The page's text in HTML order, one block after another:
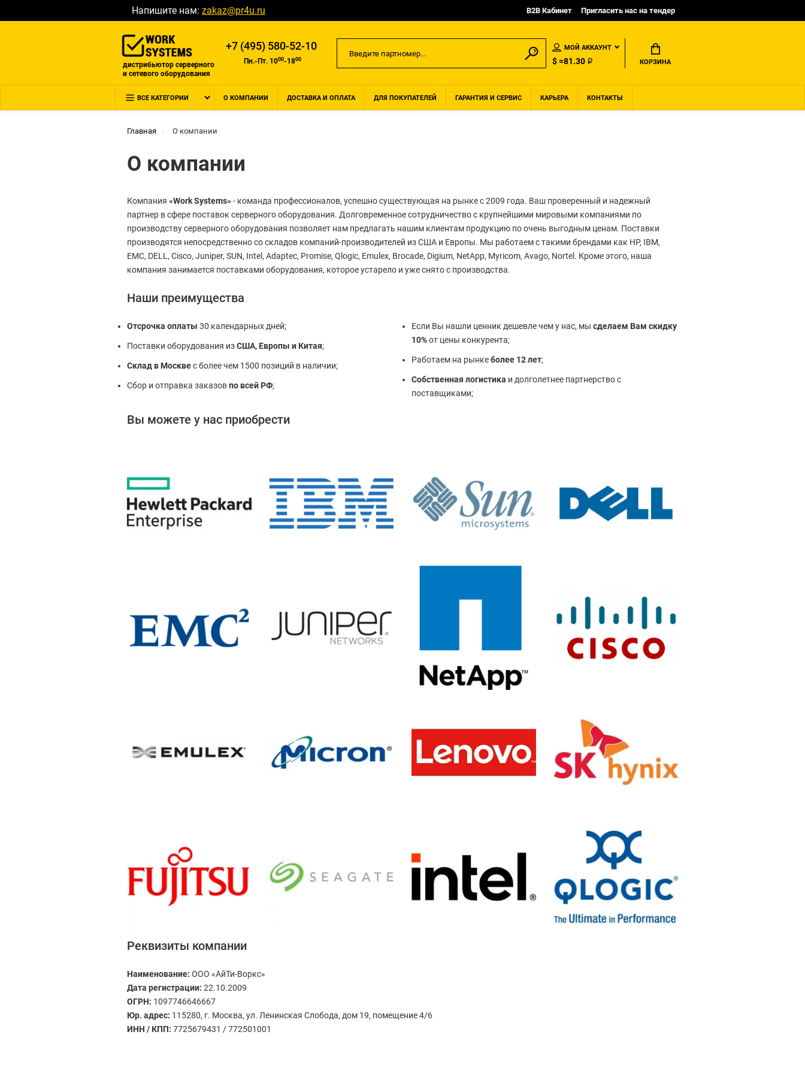
Напишите нам: zakaz@pr4u.ru B2B Кабинет Пригласить нас на тендер
дистрибьютор серверного
и сетевого оборудования
+7 (495) 580-52-10
Пн.-Пт. 1000-1800
МОЙ АККАУНТ
$ =81.30 ₽ КОРЗИНА
ВСЕ КАТЕГОРИИ О КОМПАНИИ ДОСТАВКА И ОПЛАТА ДЛЯ ПОКУПАТЕЛЕЙ ГАРАНТИЯ И СЕРВИС КАРЬЕРА КОНТАКТЫ
Главная О компании
О компании
Компания «Work Systems»- команда профессионалов, успешно существующая на рынке с 2009 года. Ваш проверенный и надежный
партнер в сфере поставок серверного оборудования. Долговременное сотрудничество с крупнейшими мировыми компаниями по
производству серверного оборудования позволяет нам предлагать нашим клиентам продукцию по очень выгодным ценам. Поставки
производятся непосредственно со складов компаний-производителей из США и Европы. Мы работаем с такими брендами как HP, IBM,
EMC, DELL, Cisco, Juniper, SUN, Intel, Adaptec, Promise, Qlogic, Emulex, Brocade, Digium, NetApp, Myricom, Avago, Nortel. Кроме этого, наша
компания занимается поставками оборудования, которое устарело и уже снято с производства.
Наши преимущества
Отсрочка оплаты 30 календарных дней;
Поставки оборудования изСША, Европы и Китая;
Склад в Москвес более чем 1500 позиций в наличии;
Сбор и отправка заказовпо всей РФ;
Если Вы нашли ценник дешевле чем у нас, мы сделаем Вам скидку
10%от цены конкурента;
Работаем на рынкеболее 12 лет;
Собственная логистика и долголетнее партнерство с
поставщиками;
Вы можете у нас приобрести
Реквизиты компании
Наименование: ООО «АйТи-Воркс»
Дата регистрации: 22.10.2009
ОГРН: 1097746646667
Юр. адрес: 115280, г. Москва, ул. Ленинская Слобода, дом 19, помещение 4/6
ИНН / КПП: 7725679431 / 772501001